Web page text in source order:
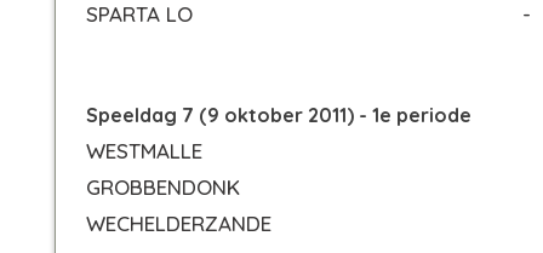
SPARTA LO
-
Speeldag 7 (9 oktober 2011) - 1e periode
WESTMALLE
GROBBENDONK
WECHELDERZANDE